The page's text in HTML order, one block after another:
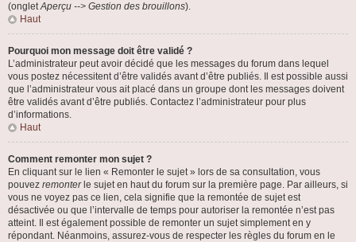
(ongletAperçu --> Gestion des brouillons).
Haut
Pourquoi mon message doit être validé ?
L’administrateur peut avoir décidé que les messages du forum dans lequel
vous postez nécessitent d’être validés avant d’être publiés. Il est possible aussi
que l’administrateur vous ait placé dans un groupe dont les messages doivent
être validés avant d’être publiés. Contactez l’administrateur pour plus
d’informations.
Haut
Comment remonter mon sujet ?
En cliquant sur le lien « Remonter le sujet » lors de sa consultation, vous
pouvez remonterle sujet en haut du forum sur la première page. Par ailleurs, si
vous ne voyez pas ce lien, cela signifie que la remontée de sujet est
désactivée ou que l’intervalle de temps pour autoriser la remontée n’est pas
atteint. Il est également possible de remonter un sujet simplement en y
répondant. Néanmoins, assurez-vous de respecter les règles du forum en le